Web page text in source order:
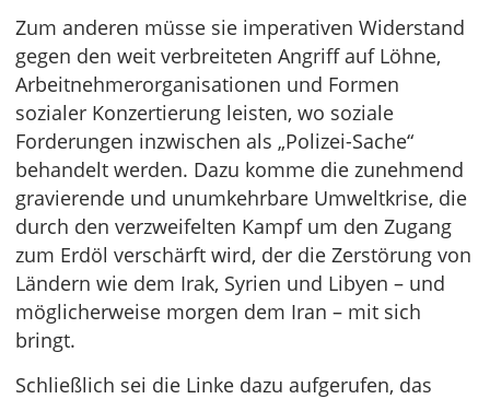
Zum anderen müsse sie imperativen Widerstand
gegen den weit verbreiteten Angriff auf Löhne,
Arbeitnehmerorganisationen und Formen
sozialer Konzertierung leisten, wo soziale
Forderungen inzwischen als „Polizei-Sache“
behandelt werden. Dazu komme die zunehmend
gravierende und unumkehrbare Umweltkrise, die
durch den verzweifelten Kampf um den Zugang
zum Erdöl verschärft wird, der die Zerstörung von
Ländern wie dem Irak, Syrien und Libyen – und
möglicherweise morgen dem Iran – mit sich
bringt.
Schließlich sei die Linke dazu aufgerufen, das